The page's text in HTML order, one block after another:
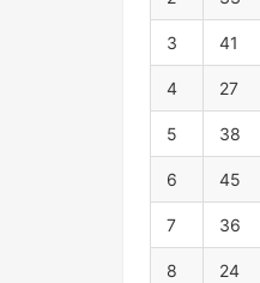
3 41
4 27
5 38
6 45
7 36
8 24